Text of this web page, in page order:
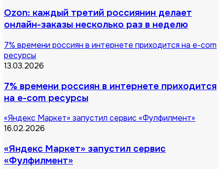
Ozon: каждый третий россиянин делает
онлайн-заказы несколько раз в неделю
7% времени россиян в интернете приходится на e-com
ресурсы
13.03.2026
7% времени россиян в интернете приходится
на e-com ресурсы
«Яндекс Маркет» запустил сервис «Фулфилмент»
16.02.2026
«Яндекс Маркет» запустил сервис
«Фулфилмент»